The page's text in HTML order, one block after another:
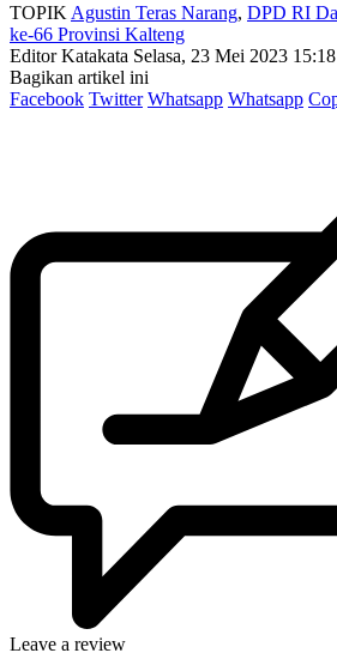
TOPIK Agustin Teras Narang, DPD RI
ke-66 Provinsi Kalteng
Editor Katakata Selasa, 23 Mei 2023 15:18
Bagikan artikel ini
Facebook Twitter Whatsapp Whatsapp
Leave a review